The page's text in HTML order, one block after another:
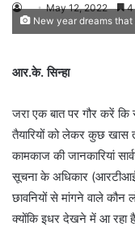
May 12, 2022 4
New year dreams
आर.के. सिन्हा
जरा एक बात पर गौर करें
तैयारियों को लेकर कुछ खास
कामकाज की जानकारियां
सूचना के अधिकार
छावनियों से मांगने वाले कौन
क्योंकि इधर देखने में आ रहा